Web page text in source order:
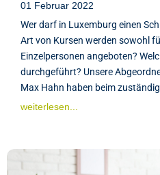
01 Februar 2022
Wer darf in Luxemburg einen
Art von Kursen werden sowohl
Einzelpersonen angeboten?
durchgeführt? Unsere
Max Hahn haben beim
weiterlesen...